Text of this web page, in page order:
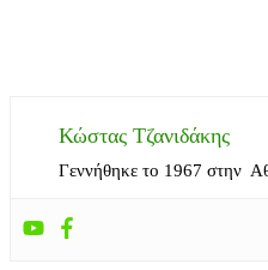
Κώστας Τζανιδάκης
Γεννήθηκε το 1967 στην